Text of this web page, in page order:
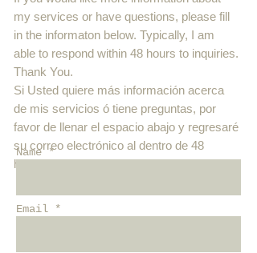
my services or have questions, please fill
in the informaton below. Typically, I am
able to respond within 48 hours to inquiries.
Thank You.
Si Usted quiere más información acerca
de mis servicios ó tiene preguntas, por
favor de llenar el espacio abajo y regresaré
su correo electrónico al dentro de 48
horas. Gracias.
Name *
Email *